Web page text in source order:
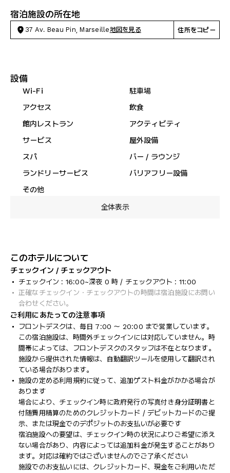
宿泊施設の所在地
37 Av. Beau Pin, Marseille地図を見る 住所をコピー
設備
Wi-Fi
駐車場
アクセス
飲食
館内レストラン
アクティビティ
サービス
屋外設備
スパ
バー / ラウンジ
ランドリーサービス
バリアフリー設備
その他
全体表示
このホテルについて
チェックイン / チェックアウト
チェックイン : 16:00~深夜 0 時 / チェックアウト : 11:00
正確なチェックイン・チェックアウトの時間は宿泊施設にお問い
合わせください。
ご利用にあたっての注意事項
フロントデスクは、毎日 7:00 ～ 20:00 まで営業しています。
この宿泊施設は、時間外チェックインには対応していません。時
間帯によっては、フロントデスクのスタッフは不在となります。
施設から提供された情報は、自動翻訳ツールを使用して翻訳され
ている場合があります。
施設の定める利用規約に従って、追加ゲスト料金がかかる場合が
あります
場合により、チェックイン時に政府発行の写真付き身分証明書と
付随費用精算のためのクレジットカード / デビットカードのご提
示、または現金でのデポジットのお支払いが必要です
宿泊施設への要望は、チェックイン時の状況によりご希望に添え
ない場合があり、内容によっては追加料金が発生することがあり
ます。対応は確約ではございませんのでご了承ください
施設でのお支払いには、クレジットカード、現金をご利用いただ